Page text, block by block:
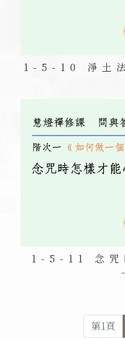
1-5-10 淨土法
1-5-11 念咒
第1頁